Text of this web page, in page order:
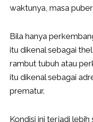
waktunya, masa
Bila hanya
itu dikenal sebagai
rambut tubuh atau
itu dikenal sebagai
prematur.
Kondisi ini terjadi